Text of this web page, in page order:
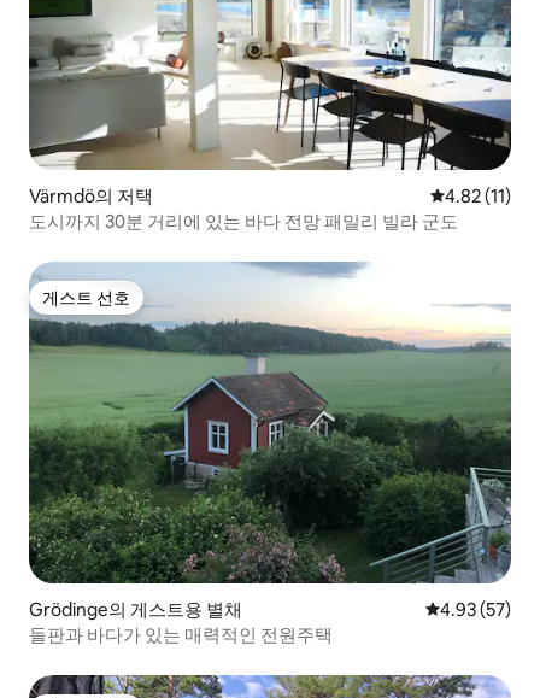
Värmdö의 저택 평점 4.82점
4.82 (11)
도시까지 30분 거리에 있는 바다 전망 패밀리 빌라 군도
게스트 선호
게스트 선호
Grödinge의 게스트용 별채 평점 4.93점(5
4.93 (57)
들판과 바다가 있는 매력적인 전원주택